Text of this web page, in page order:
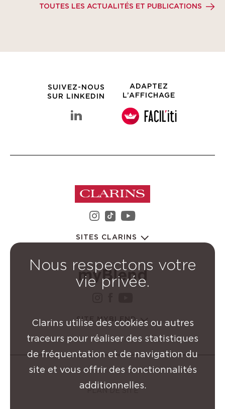
TOUTES LES ACTUALITÉS ET PUBLICATIONS
SUIVEZ-NOUS
SUR LINKEDIN
linkedin Groupe Clarins
ADAPTEZ
L’AFFICHAGE
instagram Groupe
youtube Groupe
SITES CLARINS
SITE MYBLEND
PLAN DE SITE
Nous respectons votre
vie privée.
Clarins utilise des cookies ou autres
traceurs pour réaliser des statistiques
de fréquentation et de navigation du
site et vous offrir des fonctionnalités
additionnelles.